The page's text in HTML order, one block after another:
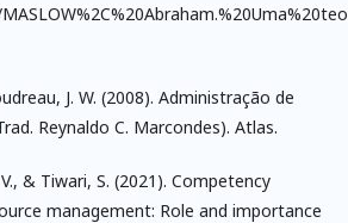
J. W. (2008). Administração de
Reynaldo C. Marcondes). Atlas.
& Tiwari, S. (2021). Competency
management: Role and importance